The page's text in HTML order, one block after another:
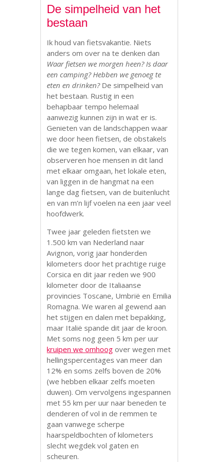
De simpelheid van het
bestaan
Ik houd van fietsvakantie. Niets
anders om over na te denken dan
Waar fietsen we morgen heen? Is daar
een camping? Hebben we genoeg te
eten en drinken? De simpelheid van
het bestaan. Rustig in een
behapbaar tempo helemaal
aanwezig kunnen zijn in wat er is.
Genieten van de landschappen waar
we door heen fietsen, de obstakels
die we tegen komen, van elkaar, van
observeren hoe mensen in dit land
met elkaar omgaan, het lokale eten,
van liggen in de hangmat na een
lange dag fietsen, van de buitenlucht
en van m’n lijf voelen na een jaar veel
hoofdwerk.
Twee jaar geleden fietsten we
1.500 km van Nederland naar
Avignon, vorig jaar honderden
kilometers door het prachtige ruige
Corsica en dit jaar reden we 900
kilometer door de Italiaanse
provincies Toscane, Umbrië en Emilia
Romagna. We waren al gewend aan
het stijgen en dalen met bepakking,
maar Italië spande dit jaar de kroon.
Met soms nog geen 5 km per uur
kruipen we omhoog over wegen met
hellingspercentages van meer dan
12% en soms zelfs boven de 20%
(we hebben elkaar zelfs moeten
duwen). Om vervolgens ingespannen
met 55 km per uur naar beneden te
denderen of vol in de remmen te
gaan vanwege scherpe
haarspeldbochten of kilometers
slecht wegdek vol gaten en
scheuren.